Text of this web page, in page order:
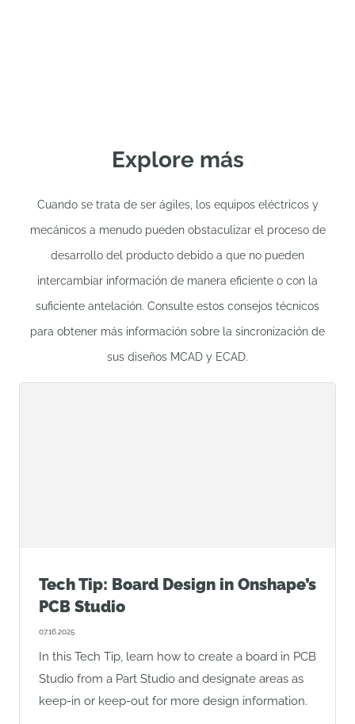
Explore más
Cuando se trata de ser ágiles, los equipos eléctricos y
mecánicos a menudo pueden obstaculizar el proceso de
desarrollo del producto debido a que no pueden
intercambiar información de manera eficiente o con la
suficiente antelación. Consulte estos consejos técnicos
para obtener más información sobre la sincronización de
sus diseños MCAD y ECAD.
Tech Tip: Board Design in Onshape’s
PCB Studio
07.16.2025
In this Tech Tip, learn how to create a board in PCB
Studio from a Part Studio and designate areas as
keep-in or keep-out for more design information.